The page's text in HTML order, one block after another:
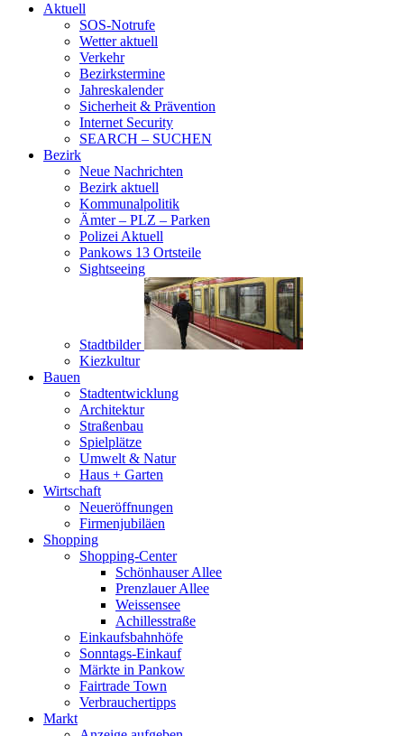
Aktuell
SOS-Notrufe
Wetter aktuell
Verkehr
Bezirkstermine
Jahreskalender
Sicherheit & Prävention
Internet Security
SEARCH – SUCHEN
Bezirk
Neue Nachrichten
Bezirk aktuell
Kommunalpolitik
Ämter – PLZ – Parken
Polizei Aktuell
Pankows 13 Ortsteile
Sightseeing
Stadtbilder
Kiezkultur
Bauen
Stadtentwicklung
Architektur
Straßenbau
Spielplätze
Umwelt & Natur
Haus + Garten
Wirtschaft
Neueröffnungen
Firmenjubiläen
Shopping
Shopping-Center
Schönhauser Allee
Prenzlauer Allee
Weissensee
Achillesstraße
Einkaufsbahnhöfe
Sonntags-Einkauf
Märkte in Pankow
Fairtrade Town
Verbrauchertipps
Markt